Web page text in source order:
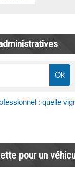
: quelle
pour un